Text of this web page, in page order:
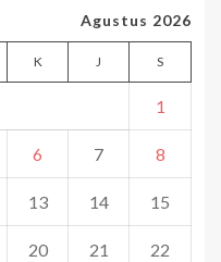
Agustus 2026
K J S
1
6 7 8
13 14 15
20 21 22